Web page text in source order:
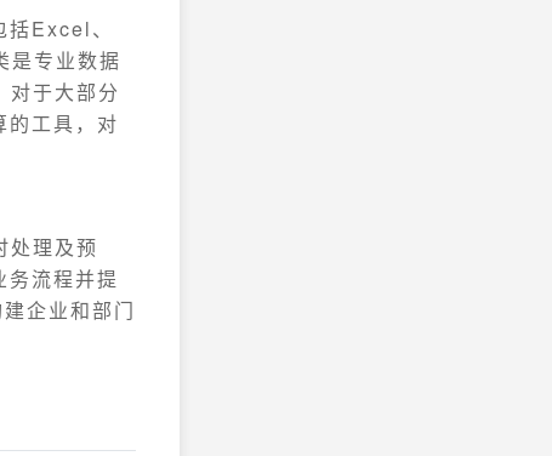
Excel、
是专业数据
于大部分
的工具，对
处理及预
流程并提
企业和部门